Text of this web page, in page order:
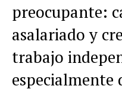
preocupante:
asalariado y
trabajo